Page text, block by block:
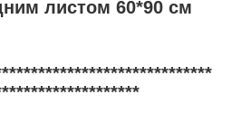
листом 60*90 см